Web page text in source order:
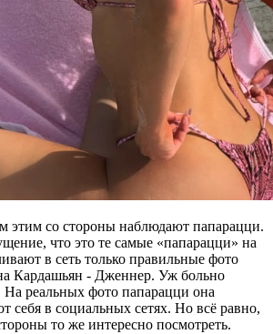
этим со стороны наблюдают папарацци.
что это те самые «папарацци» на
в сеть только правильные фото
Кардашьян - Дженнер. Уж больно
На реальных фото папарацци она
себя в социальных сетях. Но всё равно,
то же интересно посмотреть.